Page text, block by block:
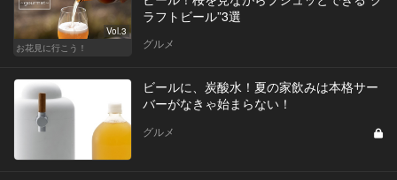
Vol.3
お花見に行こう！
ラフトビール”3選
グルメ
ビールに、炭酸水！夏の家飲みは本格サー
バーがなきゃ始まらない！
グルメ